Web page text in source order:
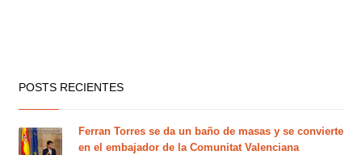
POSTS RECIENTES
Ferran Torres se da un baño de masas y se convierte
en el embajador de la Comunitat Valenciana